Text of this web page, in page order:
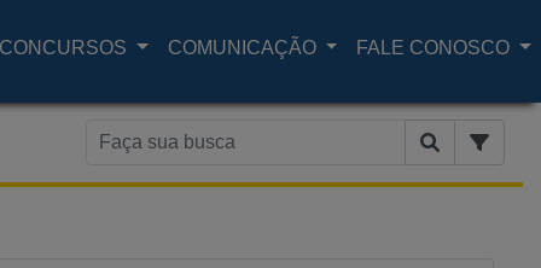
CONCURSOS COMUNICAÇÃO FALE CONOSCO